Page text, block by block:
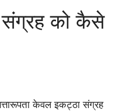
संग्रह को कैसे
केवल इकट्ठा संग्रह